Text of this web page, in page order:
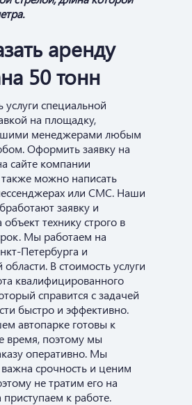
аренду
50 тонн
услуги специальной
на площадку,
менеджерами любым
Оформить заявку на
сайте компании
можно написать
или СМС. Наши
заявку и
объект технику строго в
Мы работаем на
Петербурга и
В стоимость услуги
квалифицированного
справится с задачей
быстро и эффективно.
автопарке готовы к
время, поэтому мы
оперативно. Мы
срочность и ценим
не тратим его на
к работе.